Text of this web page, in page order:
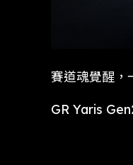
賽道魂覺醒，
GR Yaris